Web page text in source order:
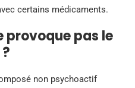
certains médicaments.
provoque pas le
non psychoactif